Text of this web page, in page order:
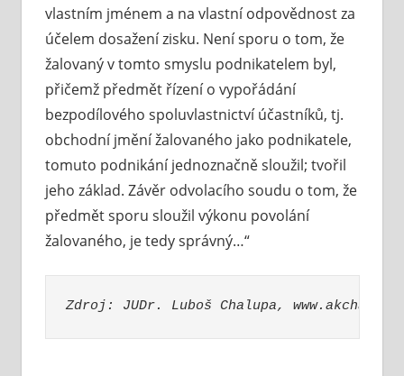
vlastním jménem a na vlastní odpovědnost za
účelem dosažení zisku. Není sporu o tom, že
žalovaný v tomto smyslu podnikatelem byl,
přičemž předmět řízení o vypořádání
bezpodílového spoluvlastnictví účastníků, tj.
obchodní jmění žalovaného jako podnikatele,
tomuto podnikání jednoznačně sloužil; tvořil
jeho základ. Závěr odvolacího soudu o tom, že
předmět sporu sloužil výkonu povolání
žalovaného, je tedy správný…“
Zdroj: JUDr. Luboš Chalupa,